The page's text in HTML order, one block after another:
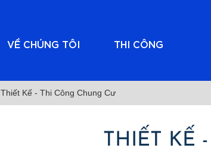
VỀ CHÚNG TÔI THI CÔNG
Thiết Kế - Thi Công Chung Cư
THIẾT KẾ